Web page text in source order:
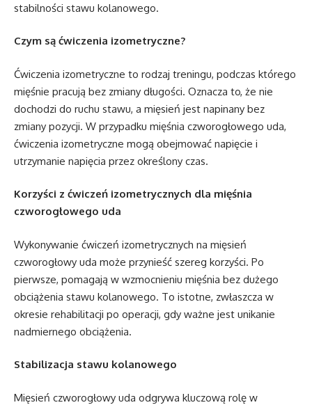
stabilności stawu kolanowego.
Czym są ćwiczenia izometryczne?
Ćwiczenia izometryczne to rodzaj treningu, podczas którego
mięśnie pracują bez zmiany długości. Oznacza to, że nie
dochodzi do ruchu stawu, a mięsień jest napinany bez
zmiany pozycji. W przypadku mięśnia czworogłowego uda,
ćwiczenia izometryczne mogą obejmować napięcie i
utrzymanie napięcia przez określony czas.
Korzyści z ćwiczeń izometrycznych dla mięśnia
czworogłowego uda
Wykonywanie ćwiczeń izometrycznych na mięsień
czworogłowy uda może przynieść szereg korzyści. Po
pierwsze, pomagają w wzmocnieniu mięśnia bez dużego
obciążenia stawu kolanowego. To istotne, zwłaszcza w
okresie rehabilitacji po operacji, gdy ważne jest unikanie
nadmiernego obciążenia.
Stabilizacja stawu kolanowego
Mięsień czworogłowy uda odgrywa kluczową rolę w